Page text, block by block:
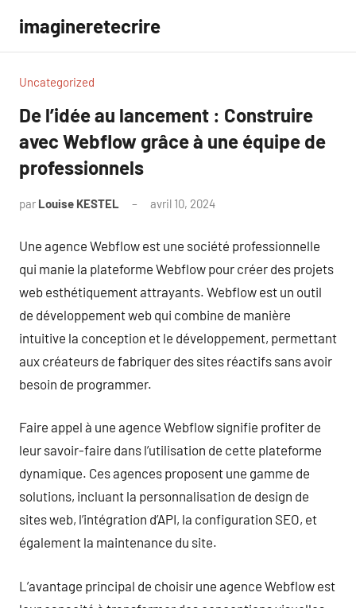
contenu
imagineretecrire
Uncategorized
De l’idée au lancement : Construire
avec Webflow grâce à une équipe de
professionnels
par Louise KESTEL avril 10, 2024
Une agence Webflow est une société professionnelle
qui manie la plateforme Webflow pour créer des projets
web esthétiquement attrayants. Webflow est un outil
de développement web qui combine de manière
intuitive la conception et le développement, permettant
aux créateurs de fabriquer des sites réactifs sans avoir
besoin de programmer.
Faire appel à une agence Webflow signifie profiter de
leur savoir-faire dans l’utilisation de cette plateforme
dynamique. Ces agences proposent une gamme de
solutions, incluant la personnalisation de design de
sites web, l’intégration d’API, la configuration SEO, et
également la maintenance du site.
L’avantage principal de choisir une agence Webflow est